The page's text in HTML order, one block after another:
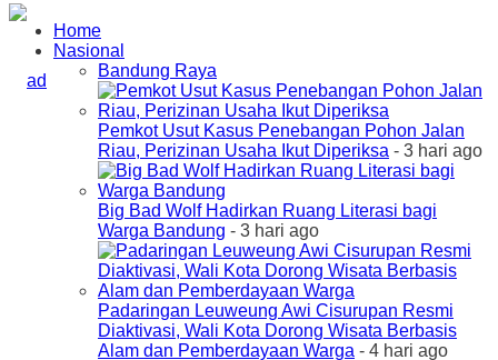
Home
Nasional
Bandung Raya
Pemkot Usut Kasus Penebangan Pohon Jalan
Riau, Perizinan Usaha Ikut Diperiksa - 3 hari ago
Big Bad Wolf Hadirkan Ruang Literasi bagi
Warga Bandung - 3 hari ago
Padaringan Leuweung Awi Cisurupan Resmi
Diaktivasi, Wali Kota Dorong Wisata Berbasis
Alam dan Pemberdayaan Warga - 4 hari ago